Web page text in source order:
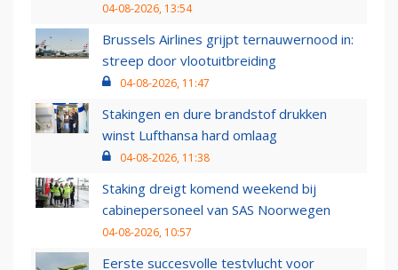
04-08-2026, 13:54
Brussels Airlines grijpt ternauwernood in:
streep door vlootuitbreiding
04-08-2026, 11:47
Stakingen en dure brandstof drukken
winst Lufthansa hard omlaag
04-08-2026, 11:38
Staking dreigt komend weekend bij
cabinepersoneel van SAS Noorwegen
04-08-2026, 10:57
Eerste succesvolle testvlucht voor